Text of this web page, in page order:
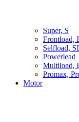
Super, S
Frontload,
Selfload,
Powerlead
Multiload,
Promax,
Motor